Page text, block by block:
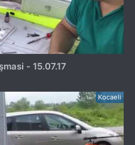
- 15.07.17
Kocaeli